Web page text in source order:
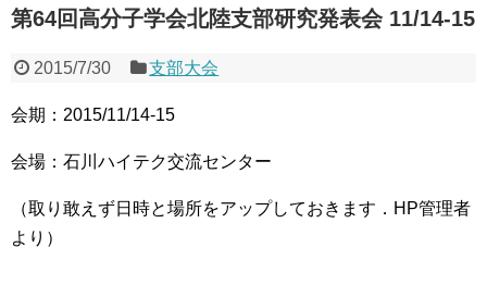
第64回高分子学会北陸支部研究発表会 11/14-15
2015/7/30 支部大会
会期：2015/11/14-15
会場：石川ハイテク交流センター
（取り敢えず日時と場所をアップしておきます．HP管理者
より）